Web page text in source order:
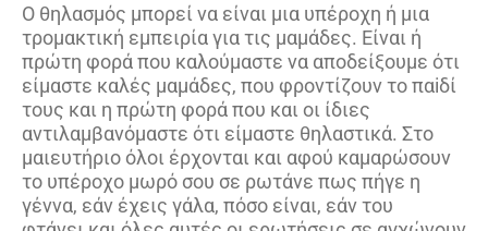
Ο θηλασμός μπορεί να είναι μια υπέροχη ή μια
τρομακτική εμπειρία για τις μαμάδες. Είναι ή
πρώτη φορά που καλούμαστε να αποδείξουμε ότι
είμαστε καλές μαμάδες, που φροντίζουν το παiδί
τους και η πρώτη φορά που και οι ίδιες
αντιλαμβανόμαστε ότι είμαστε θηλαστικά. Στο
μαιευτήριο όλοι έρχονται και αφού καμαρώσουν
το υπέροχο μωρό σου σε ρωτάνε πως πήγε η
γέννα, εάν έχεις γάλα, πόσο είναι, εάν του